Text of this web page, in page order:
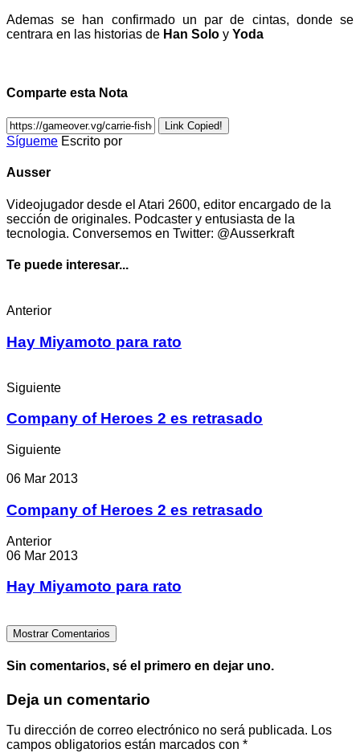
Ademas se han confirmado un par de cintas, donde se
centrara en las historias de Han Solo y Yoda
Comparte esta Nota
Link Copied!
Sígueme Escrito por
Ausser
Videojugador desde el Atari 2600, editor encargado de la
sección de originales. Podcaster y entusiasta de la
tecnologia. Conversemos en Twitter: @Ausserkraft
Te puede interesar...
Anterior
Hay Miyamoto para rato
Siguiente
Company of Heroes 2 es retrasado
Siguiente
06 Mar 2013
Company of Heroes 2 es retrasado
Anterior
06 Mar 2013
Hay Miyamoto para rato
Mostrar Comentarios
Sin comentarios, sé el primero en dejar uno.
Deja un comentario
Tu dirección de correo electrónico no será publicada. Los
campos obligatorios están marcados con *